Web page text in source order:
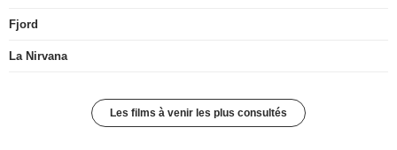
Fjord
La Nirvana
Les films à venir les plus consultés